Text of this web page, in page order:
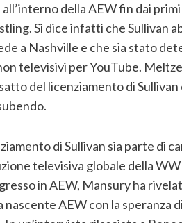
della AEW fin dai
Si dice infatti che Sullivan
a Nashville e che sia stato
televisivi per YouTube.
del licenziamento di
di Sullivan sia parte di
televisiva globale della
in AEW, Mansury ha
AEW con la speranza